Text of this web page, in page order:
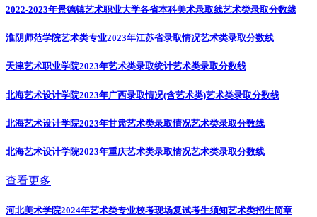
2022-2023年景德镇艺术职业大学各省本科美术录取线艺术类录取分数线
淮阴师范学院艺术类专业2023年江苏省录取情况艺术类录取分数线
天津艺术职业学院2023年艺术类录取统计艺术类录取分数线
北海艺术设计学院2023年广西录取情况(含艺术类)艺术类录取分数线
北海艺术设计学院2023年甘肃艺术类录取情况艺术类录取分数线
北海艺术设计学院2023年重庆艺术类录取情况艺术类录取分数线
查看更多
河北美术学院2024年艺术类专业校考现场复试考生须知艺术类招生简章